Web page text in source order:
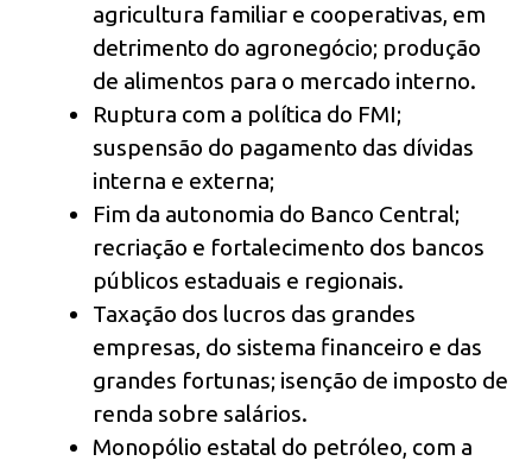
agricultura familiar e cooperativas, em
detrimento do agronegócio; produção
de alimentos para o mercado interno.
Ruptura com a política do FMI;
suspensão do pagamento das dívidas
interna e externa;
Fim da autonomia do Banco Central;
recriação e fortalecimento dos bancos
públicos estaduais e regionais.
Taxação dos lucros das grandes
empresas, do sistema financeiro e das
grandes fortunas; isenção de imposto de
renda sobre salários.
Monopólio estatal do petróleo, com a